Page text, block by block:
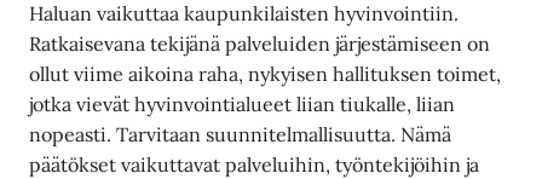
Haluan vaikuttaa kaupunkilaisten hyvinvointiin.
Ratkaisevana tekijänä palveluiden järjestämiseen on
ollut viime aikoina raha, nykyisen hallituksen toimet,
jotka vievät hyvinvointialueet liian tiukalle, liian
nopeasti. Tarvitaan suunnitelmallisuutta. Nämä
päätökset vaikuttavat palveluihin, työntekijöihin ja